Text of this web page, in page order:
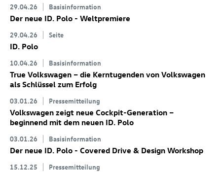
29.04.26 Basisinformation
Der neue ID. Polo - Weltpremiere
29.04.26 Seite
ID. Polo
10.04.26 Basisinformation
True Volkswagen – die Kerntugenden von Volkswagen
als Schlüssel zum Erfolg
03.01.26 Pressemitteilung
Volkswagen zeigt neue Cockpit-Generation –
beginnend mit dem neuen ID. Polo
03.01.26 Basisinformation
Der neue ID. Polo - Covered Drive & Design Workshop
15.12.25 Pressemitteilung